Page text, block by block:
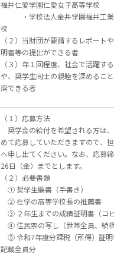
福井仁愛学園仁愛女子高等学校
・学校法人金井学園福井工業
校
（２）当財団が要請するレポート
明書等の提出ができる者
（３）年１回程度、社会で活躍す
や、奨学生同士の親睦を深めるこ
席できる者
（１）応募方法
奨学金の給付を希望される方は
めて応募していただきますので、
へ申し出てください。なお、応募
26日（金）までとします。
（２）必要書類
① 奨学生願書（手書き）
② 在学の高等学校長の推薦書
③ ２年生までの成績証明書（コピ
④ 住民票の写し（世帯全員、続柄
⑤ 令和7年度分課税（所得）証明
記載全員分